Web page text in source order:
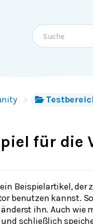
für die
Beispielartikel, der
benutzen kannst.
ihn. Auch wie
schließlich